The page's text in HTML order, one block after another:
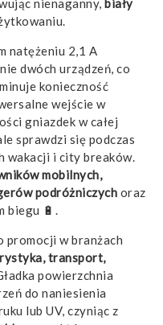
nienaganny, biały
natężeniu 2,1 A
dwóch urządzeń, co
konieczność
wejście w
gniazdek w całej
sprawdzi się podczas
wakacji i city breaków.
mobilnych,
podróżniczych oraz
biegu 🔋.
promocji w branżach
transport,
powierzchnia
do naniesienia
lub UV, czyniąc z